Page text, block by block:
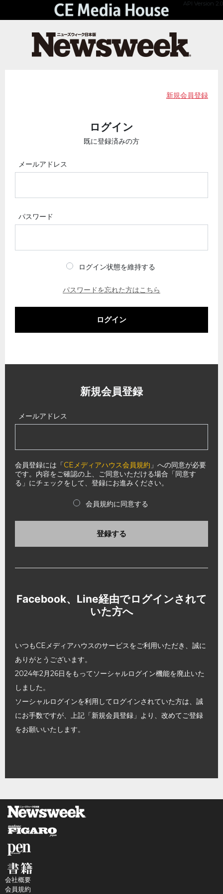
API Version 2.0
新規会員登録
ログイン
既に登録済みの方
メールアドレス
パスワード
ログイン状態を維持する
パスワードを忘れた方はこちら
ログイン
新規会員登録
メールアドレス
会員登録には「CEメディアハウス会員規約 」への同意が必要
です。内容をご確認の上、ご同意いただける場合「同意す
る」にチェックをして、登録にお進みください。
会員規約に同意する
登録する
Facebook、Line経由でログインされて
いた方へ
いつもCEメディアハウスのサービスをご利用いただき、誠に
ありがとうございます。
2024年2月26日をもってソーシャルログイン機能を廃止いた
しました。
ソーシャルログインを利用してログインされていた方は、誠
にお手数ですが、上記「新規会員登録」より、改めてご登録
をお願いいたします。
会社概要
会員規約